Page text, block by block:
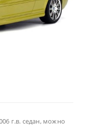
г.в. седан, можно